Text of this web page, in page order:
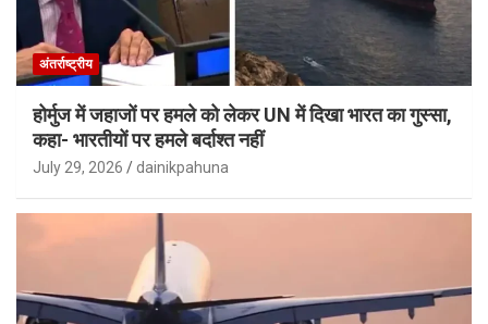
अंतर्राष्ट्रीय
होर्मुज में जहाजों पर हमले को लेकर UN में दिखा भारत का गुस्सा,
कहा- भारतीयों पर हमले बर्दाश्त नहीं
July 29, 2026 dainikpahuna